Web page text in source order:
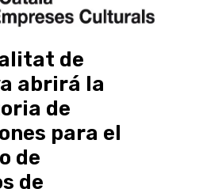
de
abrirá la
de
para el
de
de